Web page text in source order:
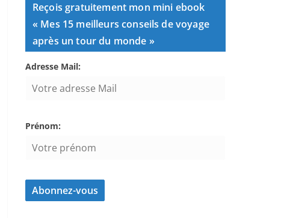
Reçois gratuitement mon mini ebook
« Mes 15 meilleurs conseils de voyage
après un tour du monde »
Adresse Mail:
Prénom: